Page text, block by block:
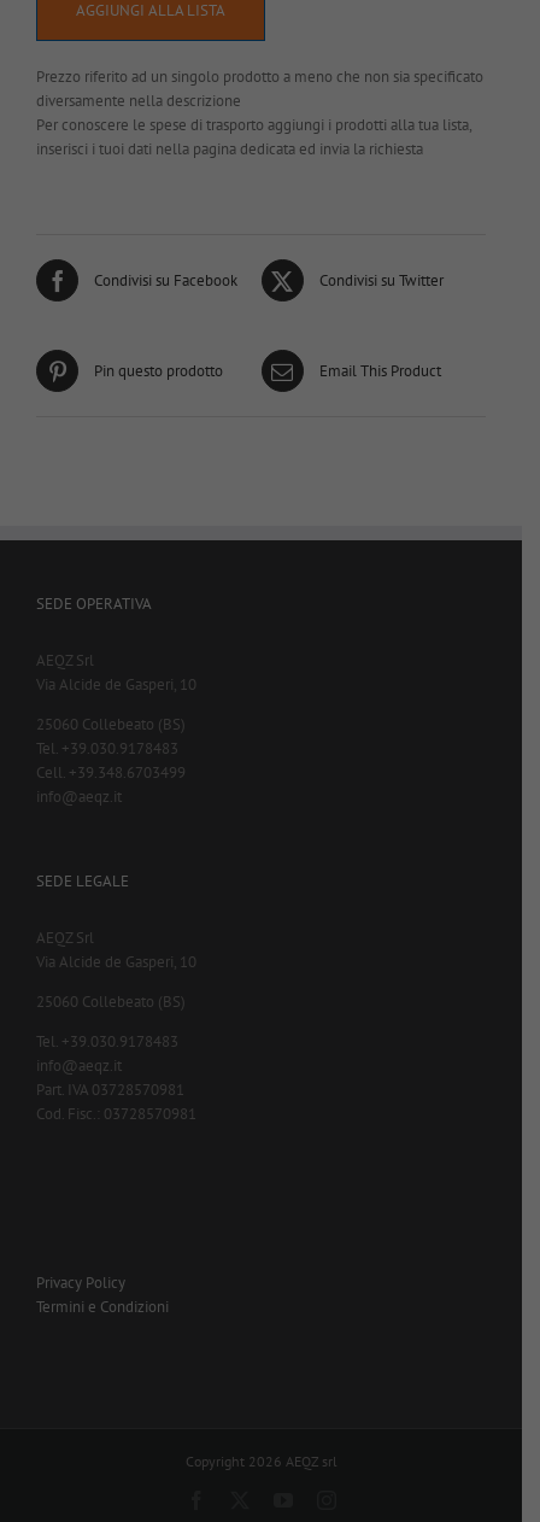
AGGIUNGI ALLA LISTA
Prezzo riferito ad un singolo prodotto a meno che non sia specificato
diversamente nella descrizione
Per conoscere le spese di trasporto aggiungi i prodotti alla tua lista,
inserisci i tuoi dati nella pagina dedicata ed invia la richiesta
Condivisi su Facebook Condivisi su Twitter
Pin questo prodotto Email This Product
SEDE OPERATIVA
AEQZ Srl
Via Alcide de Gasperi, 10
25060 Collebeato (BS)
Tel. +39.030.9178483
Cell. +39.348.6703499
info@aeqz.it
SEDE LEGALE
AEQZ Srl
Via Alcide de Gasperi, 10
25060 Collebeato (BS)
Tel. +39.030.9178483
info@aeqz.it
Part. IVA 03728570981
Cod. Fisc.: 03728570981
Privacy Policy
Termini e Condizioni
Copyright 2026 AEQZ srl